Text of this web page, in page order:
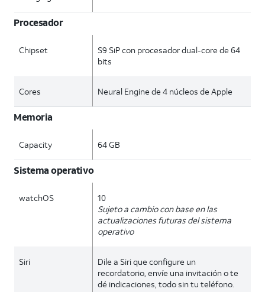
Procesador
Chipset
S9 SiP con procesador dual-core de 64
bits
Cores Neural Engine de 4 núcleos de Apple
Memoria
Capacity 64 GB
Sistema operativo
watchOS
10
Sujeto a cambio con base en las
actualizaciones futuras del sistema
operativo
Siri
Dile a Siri que configure un
recordatorio, envíe una invitación o te
dé indicaciones, todo sin tu teléfono.